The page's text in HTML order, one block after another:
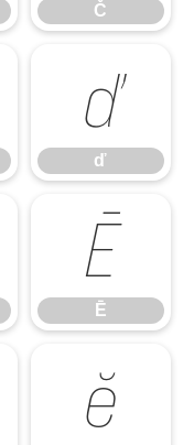
Č
ď
ď
Ē
Ē
ĕ